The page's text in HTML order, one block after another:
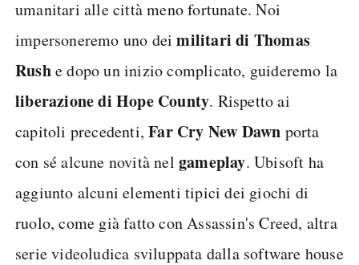
umanitari alle città meno fortunate. Noi
impersoneremo uno deimilitari di Thomas
Rushe dopo un inizio complicato, guideremo la
liberazione di Hope County. Rispetto ai
capitoli precedenti, Far Cry New Dawn porta
con sé alcune novità nel gameplay. Ubisoft ha
aggiunto alcuni elementi tipici dei giochi di
ruolo, come già fatto con Assassin's Creed, altra
serie videoludica sviluppata dalla software house